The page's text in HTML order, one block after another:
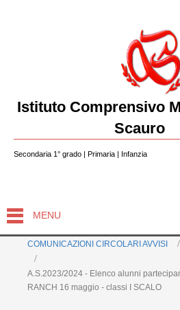
Istituto Comprensivo
Scauro
Secondaria 1° grado | Primaria | Infanzia
MENU
COMUNICAZIONI CIRCOLARI AVVISI
A.S.2023/2024 - Elenco alunni
RANCH 16 maggio - classi I SCALO